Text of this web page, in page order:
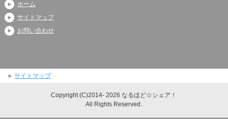
ホーム
サイトマップ
お問い合わせ
サイトマップ
Copyright (C)2014- 2026 なるほど☆シェア！
All Rights Reserved.